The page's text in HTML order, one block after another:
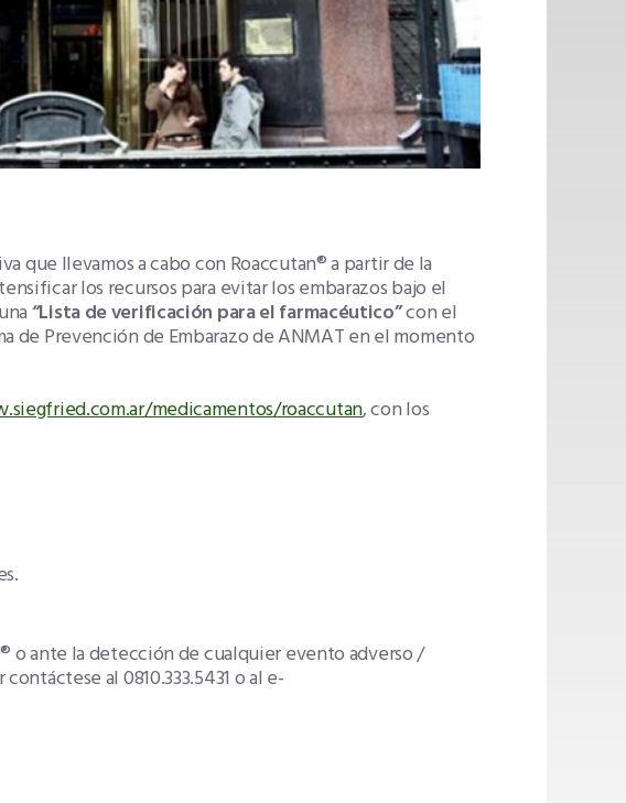
que llevamos a cabo con Roaccutan® a partir de la
los recursos para evitar los embarazos bajo el
“Lista de verificación para el farmacéutico”con el
Prevención de Embarazo de ANMAT en el momento
medicamentos/roaccutan, con los
o ante la detección de cualquier evento adverso /
al 0810.333.5431 o al e-